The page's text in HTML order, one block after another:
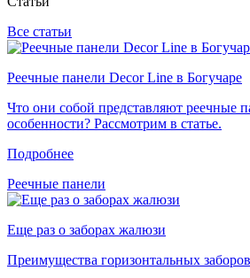
Все статьи
Реечные панели Decor Line в Богучаре
Что они собой представляют реечные
особенности? Рассмотрим в статье.
Подробнее
Реечные панели
Еще раз о заборах жалюзи
Преимущества горизонтальных